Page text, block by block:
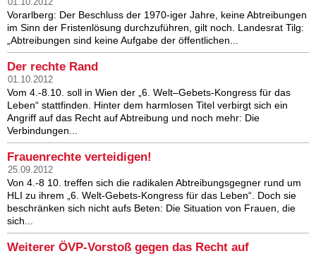
01.10.2012
Vorarlberg: Der Beschluss der 1970-iger Jahre, keine Abtreibungen
im Sinn der Fristenlösung durchzuführen, gilt noch. Landesrat Tilg:
„Abtreibungen sind keine Aufgabe der öffentlichen...
Der rechte Rand
01.10.2012
Vom 4.-8.10. soll in Wien der „6. Welt–Gebets-Kongress für das
Leben“ stattfinden. Hinter dem harmlosen Titel verbirgt sich ein
Angriff auf das Recht auf Abtreibung und noch mehr: Die
Verbindungen...
Frauenrechte verteidigen!
25.09.2012
Von 4.-8 10. treffen sich die radikalen Abtreibungsgegner rund um
HLI zu ihrem „6. Welt-Gebets-Kongress für das Leben“. Doch sie
beschränken sich nicht aufs Beten: Die Situation von Frauen, die
sich...
Weiterer ÖVP-Vorstoß gegen das Recht auf